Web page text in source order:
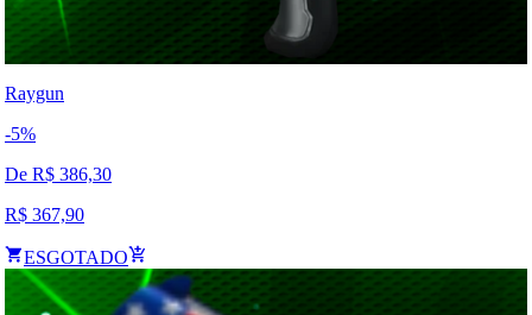
Raygun
-5%
De R$ 386,30
R$ 367,90
ESGOTADO